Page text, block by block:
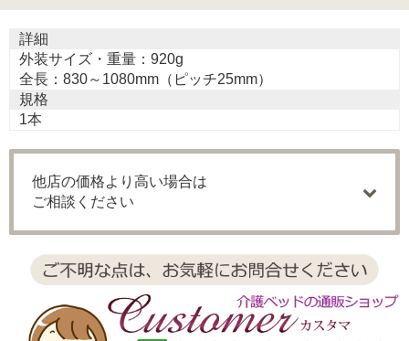
詳細
外装サイズ・重量：920g
全長：830～1080mm（ピッチ25mm）
規格
1本
他店の価格より高い場合は
ご相談ください